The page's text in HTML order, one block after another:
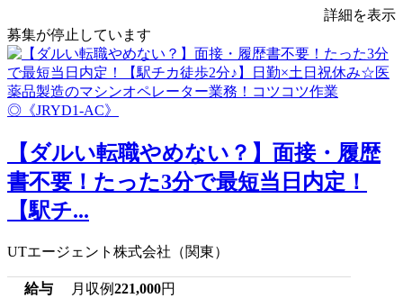
詳細を表示
募集が停止しています
【ダルい転職やめない？】面接・履歴
書不要！たった3分で最短当日内定！
【駅チ...
UTエージェント株式会社（関東）
給与 月収例221,000円